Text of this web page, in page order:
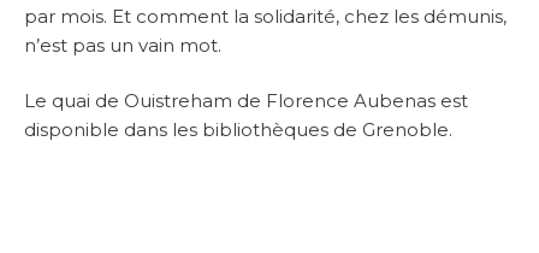
par mois. Et comment la solidarité, chez les démunis,
n’est pas un vain mot.
Le quai de Ouistreham de Florence Aubenas est
disponible dans les bibliothèques de Grenoble.